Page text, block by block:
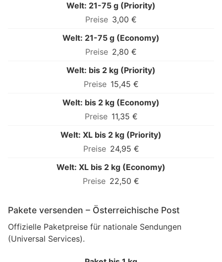
Welt: 21-75 g (Priority)
3,00 €
Welt: 21-75 g (Economy)
2,80 €
Welt: bis 2 kg (Priority)
15,45 €
Welt: bis 2 kg (Economy)
11,35 €
Welt: XL bis 2 kg (Priority)
24,95 €
Welt: XL bis 2 kg (Economy)
22,50 €
Pakete versenden – Österreichische Post
Offizielle Paketpreise für nationale Sendungen
(Universal Services).